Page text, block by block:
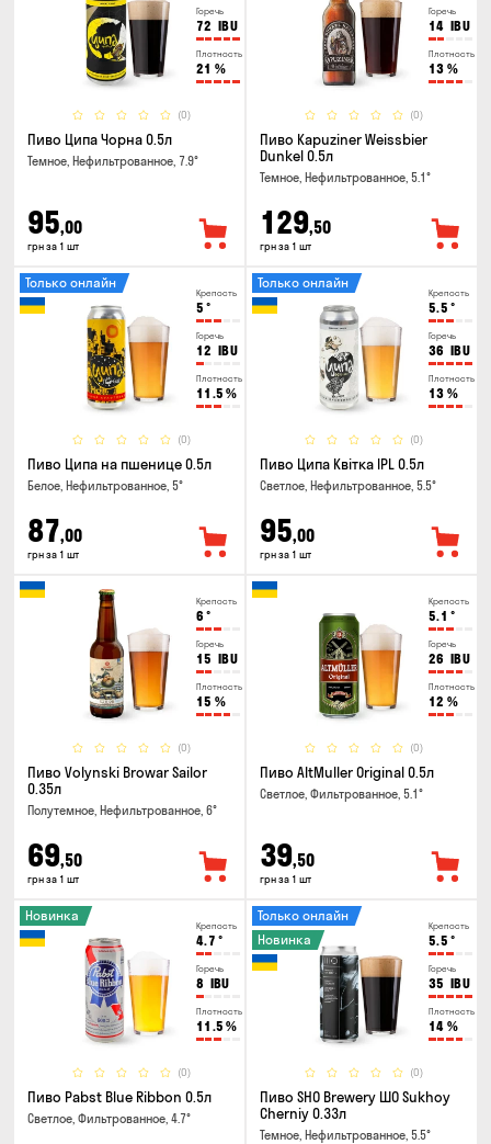
Горечь
72 IBU
Плотность
21 %
(0)
Пиво Ципа Чорна 0.5л
Темное, Нефильтрованное, 7.9°
95,00
грн за 1 шт
Горечь
14 IBU
Плотность
13 %
(0)
Пиво Kapuziner Weissbier
Dunkel 0.5л
Темное, Нефильтрованное, 5.1°
129,50
грн за 1 шт
Крепость
5 °
Горечь
12 IBU
Плотность
11.5 %
(0)
Только онлайн
Пиво Ципа на пшенице 0.5л
Белое, Нефильтрованное, 5°
87,00
грн за 1 шт
Крепость
5.5 °
Горечь
36 IBU
Плотность
13 %
(0)
Только онлайн
Пиво Ципа Квітка IPL 0.5л
Светлое, Нефильтрованное, 5.5°
95,00
грн за 1 шт
Крепость
6 °
Горечь
15 IBU
Плотность
15 %
(0)
Пиво Volynski Browar Sailor
0.35л
Полутемное, Нефильтрованное, 6°
69,50
грн за 1 шт
Крепость
5.1 °
Горечь
26 IBU
Плотность
12 %
(0)
Пиво AltMuller Original 0.5л
Светлое, Фильтрованное, 5.1°
39,50
грн за 1 шт
Крепость
4.7 °
Горечь
8 IBU
Плотность
11.5 %
(0)
Новинка
Пиво Pabst Blue Ribbon 0.5л
Светлое, Фильтрованное, 4.7°
Крепость
5.5 °
Горечь
35 IBU
Плотность
14 %
(0)
Только онлайн
Новинка
Пиво SHO Brewery ШО Sukhoy
Cherniy 0.33л
Темное, Нефильтрованное, 5.5°